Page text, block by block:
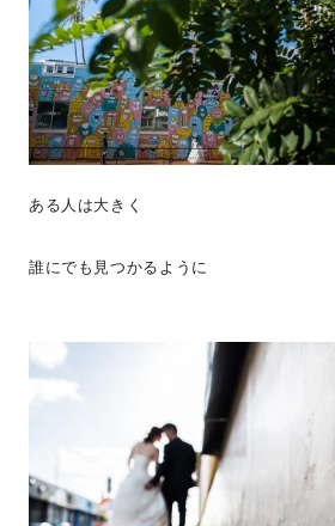
ある人は大きく
誰にでも見つかるように